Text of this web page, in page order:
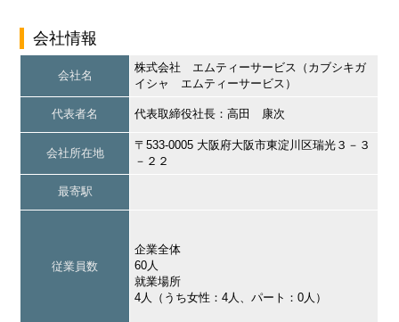
会社情報
会社名
株式会社 エムティーサービス（カブシキガ
イシャ エムティーサービス）
代表者名 代表取締役社長：高田 康次
会社所在地
〒533-0005 大阪府大阪市東淀川区瑞光３－３
－２２
最寄駅
従業員数
企業全体
60人
就業場所
4人（うち女性：4人、パート：0人）